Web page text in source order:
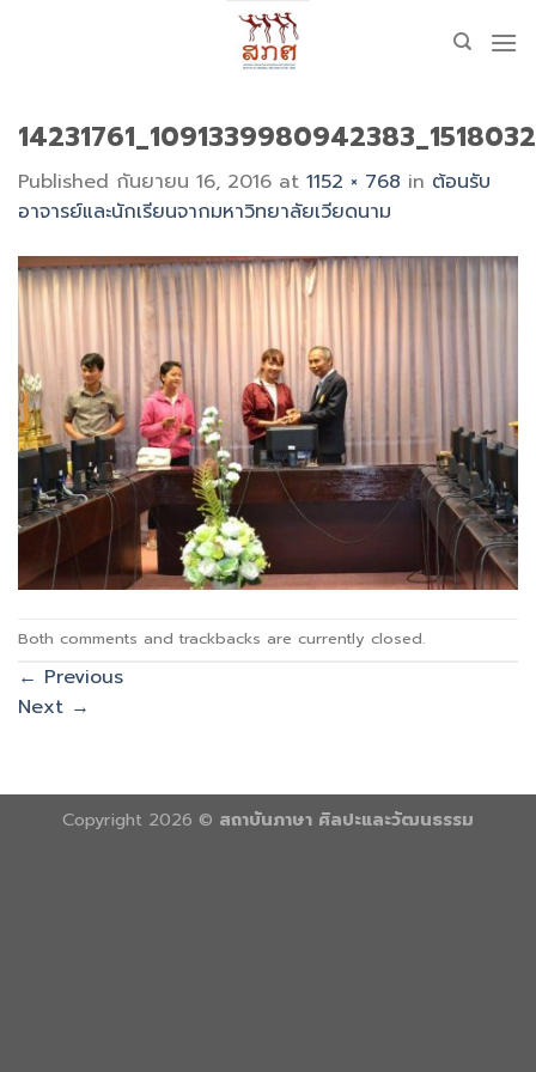
Published กันยายน 16, 2016 at 1152 × 768 in ต้อนรับ
อาจารย์และนักเรียนจากมหาวิทยาลัยเวียดนาม
Both comments and trackbacks are currently closed.
← Previous
Next →
Copyright 2026 © สถาบันภาษา ศิลปะและวัฒนธรรม